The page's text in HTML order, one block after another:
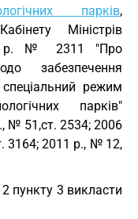
парків,
Міністрів
р. № 2311 "Про
забезпечення
режим
парків"
№ 51,ст. 2534; 2006
3164; 2011 р., № 12,
пункту 3 викласти